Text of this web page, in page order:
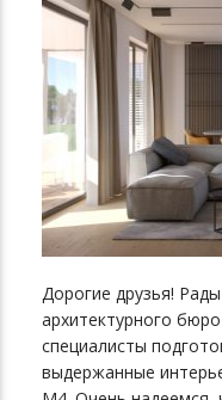
Дорогие друзья!
архитектурного
специалисты
выдержанные